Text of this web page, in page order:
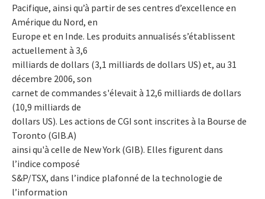
Pacifique, ainsi qu’à partir de ses centres d’excellence en
Amérique du Nord, en
Europe et en Inde. Les produits annualisés s’établissent
actuellement à 3,6
milliards de dollars (3,1 milliards de dollars US) et, au 31
décembre 2006, son
carnet de commandes s'élevait à 12,6 milliards de dollars
(10,9 milliards de
dollars US). Les actions de CGI sont inscrites à la Bourse de
Toronto (GIB.A)
ainsi qu'à celle de New York (GIB). Elles figurent dans
l’indice composé
S&P/TSX, dans l’indice plafonné de la technologie de
l’information